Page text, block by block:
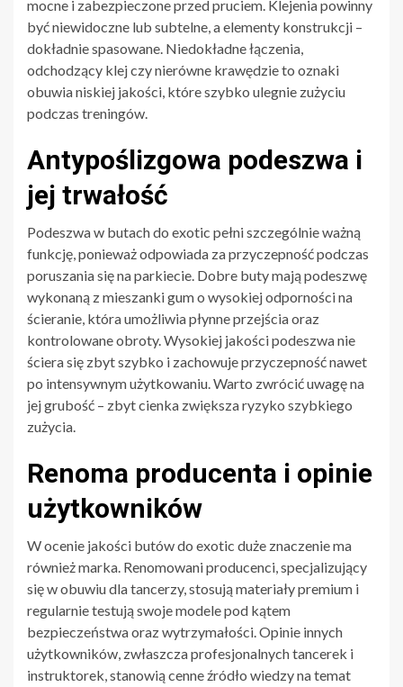
mocne i zabezpieczone przed pruciem. Klejenia powinny
być niewidoczne lub subtelne, a elementy konstrukcji –
dokładnie spasowane. Niedokładne łączenia,
odchodzący klej czy nierówne krawędzie to oznaki
obuwia niskiej jakości, które szybko ulegnie zużyciu
podczas treningów.
Antypoślizgowa podeszwa i
jej trwałość
Podeszwa w butach do exotic pełni szczególnie ważną
funkcję, ponieważ odpowiada za przyczepność podczas
poruszania się na parkiecie. Dobre buty mają podeszwę
wykonaną z mieszanki gum o wysokiej odporności na
ścieranie, która umożliwia płynne przejścia oraz
kontrolowane obroty. Wysokiej jakości podeszwa nie
ściera się zbyt szybko i zachowuje przyczepność nawet
po intensywnym użytkowaniu. Warto zwrócić uwagę na
jej grubość – zbyt cienka zwiększa ryzyko szybkiego
zużycia.
Renoma producenta i opinie
użytkowników
W ocenie jakości butów do exotic duże znaczenie ma
również marka. Renomowani producenci, specjalizujący
się w obuwiu dla tancerzy, stosują materiały premium i
regularnie testują swoje modele pod kątem
bezpieczeństwa oraz wytrzymałości. Opinie innych
użytkowników, zwłaszcza profesjonalnych tancerek i
instruktorek, stanowią cenne źródło wiedzy na temat